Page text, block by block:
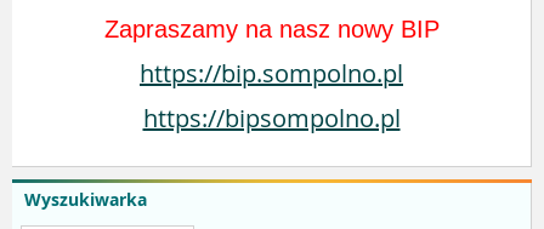
Wyszukiwarka
Zapraszamy na nasz nowy BIP
https://bip.sompolno.pl
https://bipsompolno.pl